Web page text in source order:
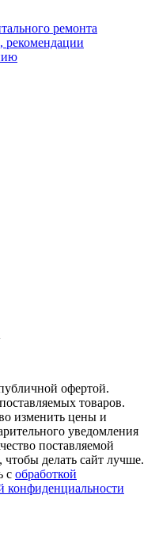
ремонта
офертой.
товаров.
изменить цены и
уведомления
поставляемой
делать сайт лучше.
с обработкой
конфиденциальности